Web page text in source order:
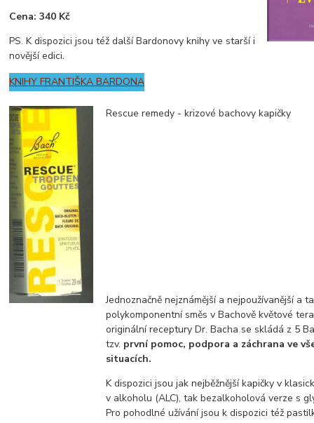
Cena: 340 Kč
PS. K dispozici jsou též další Bardonovy knihy ve starší i
novější edici.
KNIHY FRANTIŠKA BARDONA
Rescue remedy - krizové bachovy kapičky
Jednoznačně nejznámější a nejpoužívanější a
polykomponentní směs v Bachově květové
originální receptury Dr. Bacha se skládá z 5
tzv. první pomoc, podpora a záchrana ve
situacích.
K dispozici jsou jak nejběžnější kapičky v
v alkoholu (ALC), tak bezalkoholová verze s
Pro pohodlné užívání jsou k dispozici též